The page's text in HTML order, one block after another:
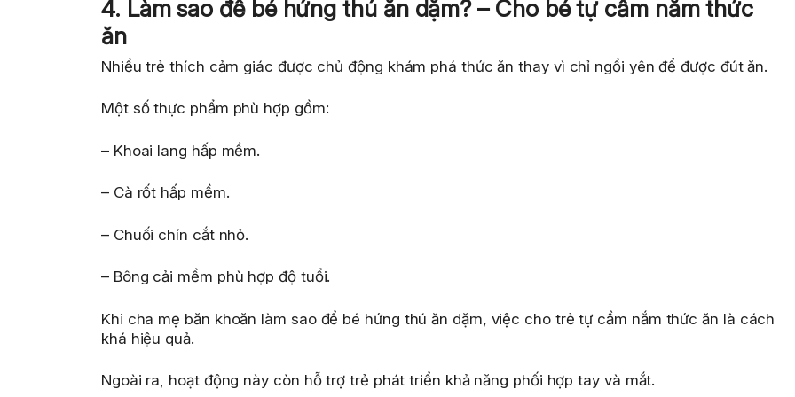
4. Làm sao để bé hứng thú ăn dặm? – Cho bé tự cầm nắm thức
ăn
Nhiều trẻ thích cảm giác được chủ động khám phá thức ăn thay vì chỉ ngồi yên để được đút ăn.
Một số thực phẩm phù hợp gồm:
– Khoai lang hấp mềm.
– Cà rốt hấp mềm.
– Chuối chín cắt nhỏ.
– Bông cải mềm phù hợp độ tuổi.
Khi cha mẹ băn khoăn làm sao để bé hứng thú ăn dặm, việc cho trẻ tự cầm nắm thức ăn là cách
khá hiệu quả.
Ngoài ra, hoạt động này còn hỗ trợ trẻ phát triển khả năng phối hợp tay và mắt.